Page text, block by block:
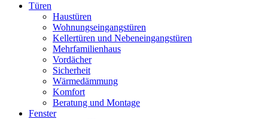
Türen
Haustüren
Wohnungseingangs­türen
Kellertüren und Nebeneingangstüren
Mehrfamilienhaus
Vordächer
Sicherheit
Wärmedämmung
Komfort
Beratung und Montage
Fenster